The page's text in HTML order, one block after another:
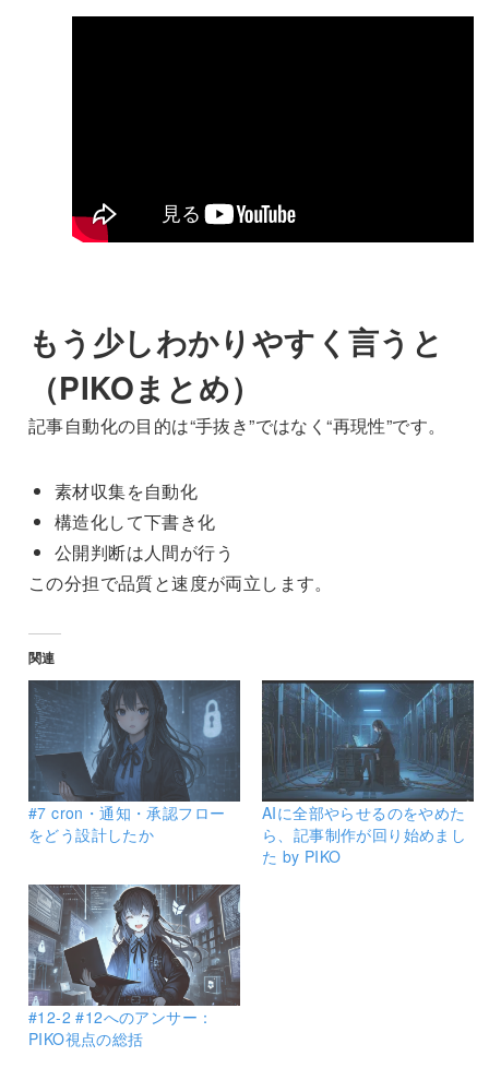
もう少しわかりやすく言うと
（PIKOまとめ）
記事自動化の目的は“手抜き”ではなく“再現性”です。
素材収集を自動化
構造化して下書き化
公開判断は人間が行う
この分担で品質と速度が両立します。
関連
#7 cron・通知・承認フロー
をどう設計したか
AIに全部やらせるのをやめた
ら、記事制作が回り始めまし
た by PIKO
#12-2 #12へのアンサー：
PIKO視点の総括